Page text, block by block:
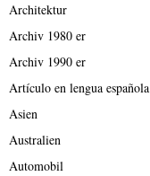
Architektur
Archiv 1980 er
Archiv 1990 er
Artículo en lengua española
Asien
Australien
Automobil